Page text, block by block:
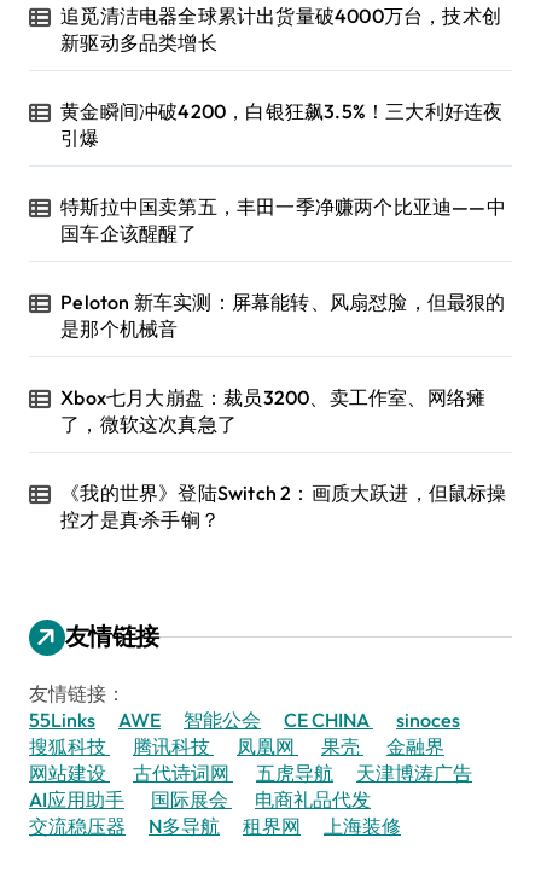
追觅清洁电器全球累计出货量破4000万台，技术创
新驱动多品类增长
黄金瞬间冲破4200，白银狂飙3.5%！三大利好连夜
引爆
特斯拉中国卖第五，丰田一季净赚两个比亚迪——中
国车企该醒醒了
Peloton 新车实测：屏幕能转、风扇怼脸，但最狠的
是那个机械音
Xbox七月大崩盘：裁员3200、卖工作室、网络瘫
了，微软这次真急了
《我的世界》登陆Switch 2：画质大跃进，但鼠标操
控才是真·杀手锏？
友情链接
友情链接：
55Links
AWE 智能公会 CE CHINA
sinoces
搜狐科技
腾讯科技 凤凰网 果壳
金融界
网站建设
古代诗词网 五虎导航
天津博涛广告
AI应用助手
国际展会
电商礼品代发
交流稳压器
N多导航 租界网 上海装修